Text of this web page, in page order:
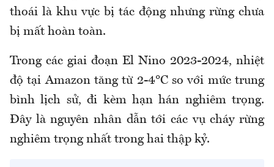
thoái là khu vực bị tác động nhưng rừng chưa
bị mất hoàn toàn.
Trong các giai đoạn El Nino 2023-2024, nhiệt
độ tại Amazon tăng từ 2-4°C so với mức trung
bình lịch sử, đi kèm hạn hán nghiêm trọng.
Đây là nguyên nhân dẫn tới các vụ cháy rừng
nghiêm trọng nhất trong hai thập kỷ.